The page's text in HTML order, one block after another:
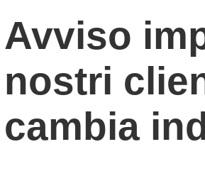
Avviso
nostri
cambia